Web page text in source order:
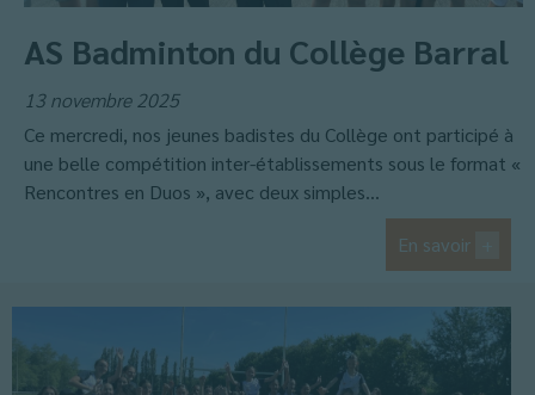
AS Badminton du Collège Barral
13 novembre 2025
Ce mercredi, nos jeunes badistes du Collège ont participé à
une belle compétition inter-établissements sous le format «
Rencontres en Duos », avec deux simples...
En savoir